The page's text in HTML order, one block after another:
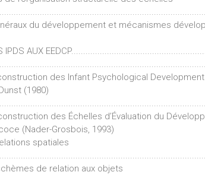
du développement et mécanismes
IPDS AUX
des Infant Psychological
(1980)
des Échelles d’Évaluation du
(Nader-Grosbois, 1993)
spatiales
de relation aux objets